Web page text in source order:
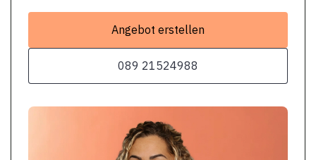
Angebot erstellen
089 21524988